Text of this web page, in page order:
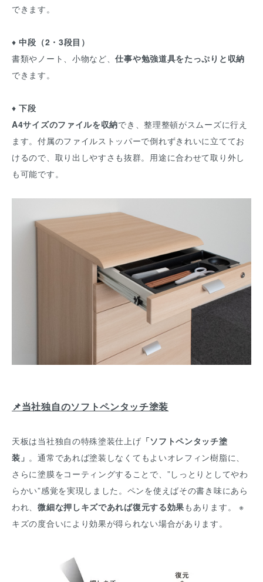
できます。
♦中段（2・3段目）
書類やノート、小物など、仕事や勉強道具をたっぷりと収納
できます。
♦下段
A4サイズのファイルを収納でき、整理整頓がスムーズに行え
ます。付属のファイルストッパーで倒れずきれいに立ててお
けるので、取り出しやすさも抜群。用途に合わせて取り外し
も可能です。
📌当社独自のソフトペンタッチ塗装
天板は当社独自の特殊塗装仕上げ 「ソフトペンタッチ塗
装」 。通常であれば塗装しなくてもよいオレフィン樹脂に、
さらに塗膜をコーティングすることで、”しっとりとしてやわ
らかい”感覚を実現しました。ペンを使えばその書き味にあら
われ、微細な押しキズであれば復元する効果もあります。 ※
キズの度合いにより効果が得られない場合があります。